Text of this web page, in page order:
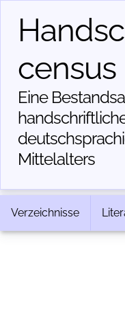
census
Eine
Mittelalters
Verzeichnisse